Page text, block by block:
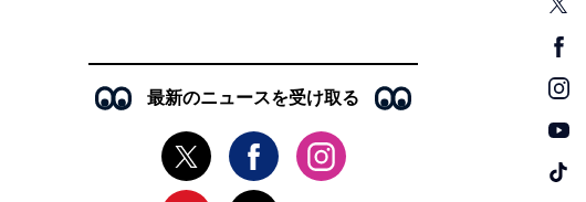
最新のニュースを受け取る